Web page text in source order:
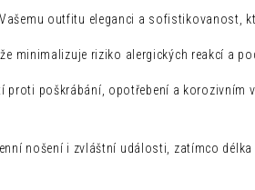
outfitu eleganci a sofistikovanost,
minimalizuje riziko alergických reakcí a
poškrábání, opotřebení a korozivním
nošení i zvláštní události, zatímco